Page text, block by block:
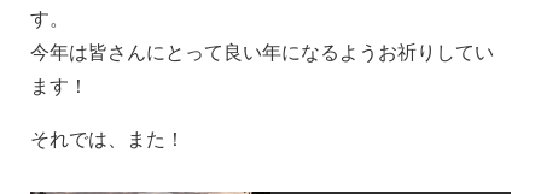
す。
今年は皆さんにとって良い年になるようお祈りしてい
ます！
それでは、また！